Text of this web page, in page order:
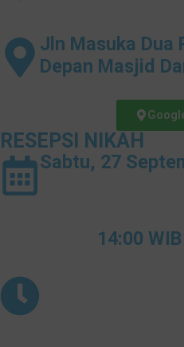
Jln Masuka Dua
Depan Masjid
RESEPSI NIKAH
Sabtu, 27
14:00